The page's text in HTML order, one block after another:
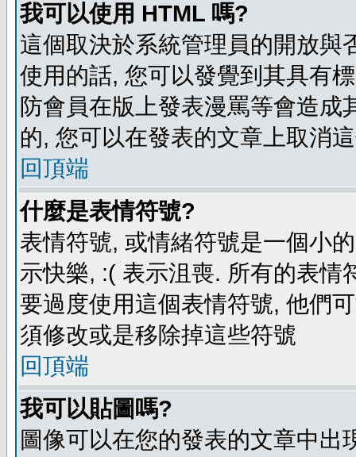
我可以使用 HTML 嗎?
這個取決於系統管理員的開放與
使用的話, 您可以發覺到其具有
防會員在版上發表漫罵等會造
的, 您可以在發表的文章上取消
回頂端
什麼是表情符號?
表情符號, 或情緒符號是一個小
示快樂, :( 表示沮喪. 所有的表情
要過度使用這個表情符號, 他們
須修改或是移除掉這些符號
回頂端
我可以貼圖嗎?
圖像可以在您的發表的文章中